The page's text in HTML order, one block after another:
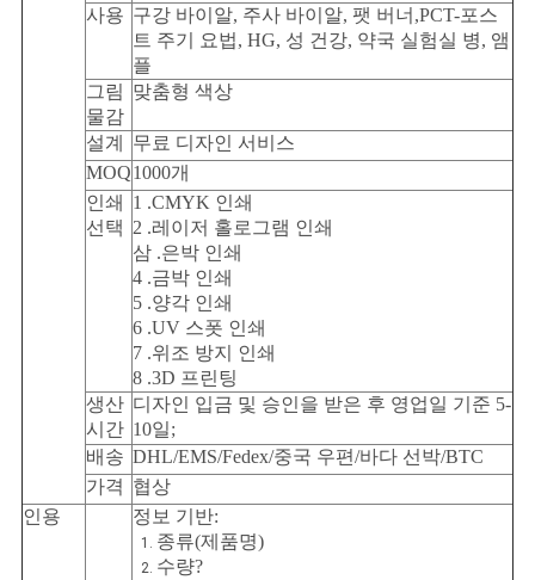
사용 구강 바이알, 주사 바이알, 팻 버너,PCT-포스
트 주기 요법, HG, 성 건강, 약국 실험실 병, 앰
플
그림
물감
맞춤형 색상
설계
무료 디자인 서비스
MOQ1000개
인쇄
선택
1 .CMYK 인쇄
2 .레이저 홀로그램 인쇄
삼 .은박 인쇄
4 .금박 인쇄
5 .양각 인쇄
6 .UV 스폿 인쇄
7 .위조 방지 인쇄
8 .3D 프린팅
생산
시간
디자인 입금 및 승인을 받은 후 영업일 기준 5-
10일;
배송 DHL/EMS/Fedex/중국 우편/바다 선박/BTC
가격 협상
인용
정보 기반:
종류(제품명)
수량?